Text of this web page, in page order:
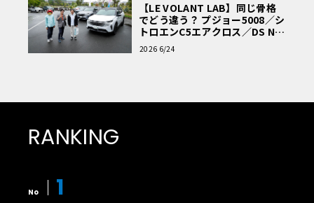
【LE VOLANT LAB】同じ骨格
でどう違う？ プジョー5008／シ
トロエンC5エアクロス／DS Nº4
読者一気乗りレポート
2026 6/24
RANKING
No 1